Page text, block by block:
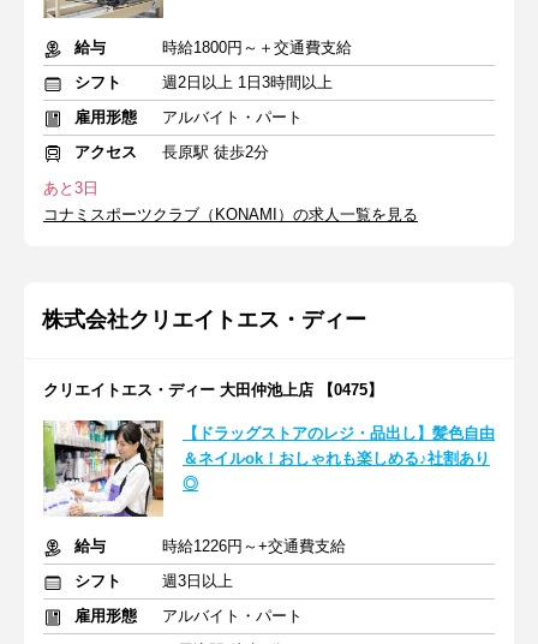
給与
時給1800円～＋交通費支給
シフト
週2日以上 1日3時間以上
雇用形態
アルバイト・パート
アクセス
長原駅 徒歩2分
あと3日
コナミスポーツクラブ（KONAMI）の求人一覧を見る
株式会社クリエイトエス・ディー
クリエイトエス・ディー 大田仲池上店 【0475】
【ドラッグストアのレジ・品出し】髪色自由
＆ネイルok！おしゃれも楽しめる♪社割あり
◎
給与
時給1226円～+交通費支給
シフト
週3日以上
雇用形態
アルバイト・パート